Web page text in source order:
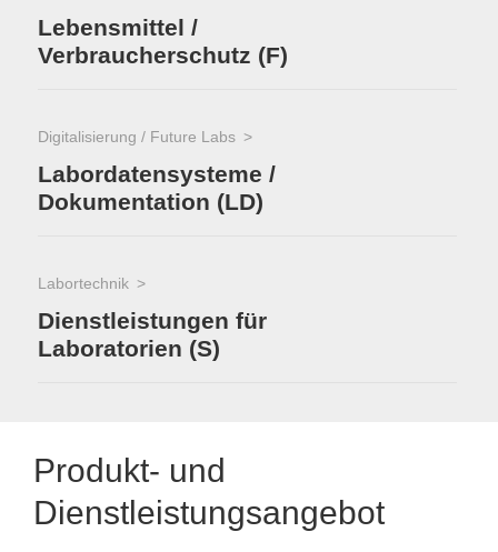
Lebensmittel /
Verbraucherschutz (F)
Digitalisierung / Future Labs
Labordatensysteme /
Dokumentation (LD)
Labortechnik
Dienstleistungen für
Laboratorien (S)
Produkt- und
Dienstleistungsangebot